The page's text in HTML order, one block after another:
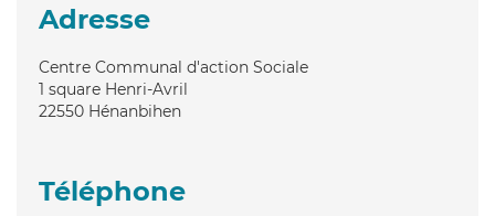
Adresse
Centre Communal d'action Sociale
1 square Henri-Avril
22550 Hénanbihen
Téléphone